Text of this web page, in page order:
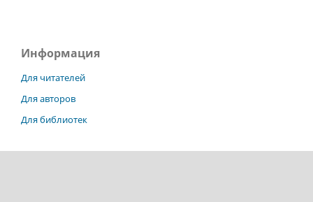
Информация
Для читателей
Для авторов
Для библиотек